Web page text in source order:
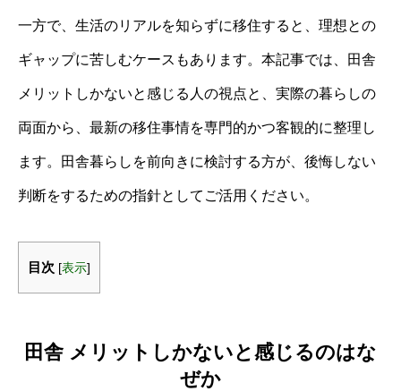
一方で、生活のリアルを知らずに移住すると、理想との
ギャップに苦しむケースもあります。本記事では、田舎
メリットしかないと感じる人の視点と、実際の暮らしの
両面から、最新の移住事情を専門的かつ客観的に整理し
ます。田舎暮らしを前向きに検討する方が、後悔しない
判断をするための指針としてご活用ください。
目次 [表示]
田舎 メリットしかないと感じるのはな
ぜか